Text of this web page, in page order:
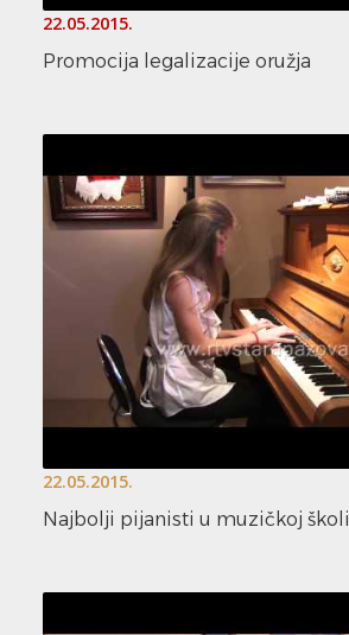
22.05.2015.
Promocija legalizacije oružja
22.05.2015.
Najbolji pijanisti u muzičkoj školi